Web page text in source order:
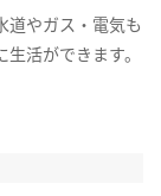
道やガス・電気も
活ができます。